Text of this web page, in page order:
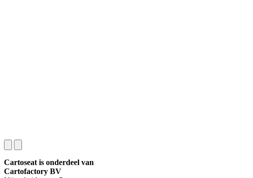
Cartoseat is onderdeel van
Cartofactory BV